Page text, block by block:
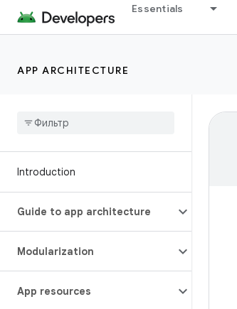
Essentials
APP ARCHITECTURE
Introduction
Guide to app architecture
Modularization
App resources